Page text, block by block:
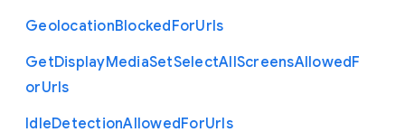
GeolocationBlockedForUrls
GetDisplayMediaSetSelectAllScreensAllowedF
orUrls
IdleDetectionAllowedForUrls